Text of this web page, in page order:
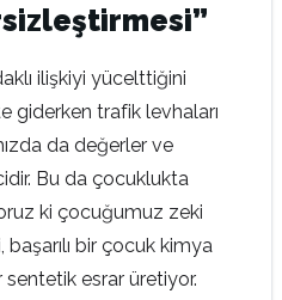
ilişkiyi yücelttiğini
giderken trafik levhaları
da değerler ve
Bu da çocuklukta
ki çocuğumuz zeki
başarılı bir çocuk kimya
esrar üretiyor.